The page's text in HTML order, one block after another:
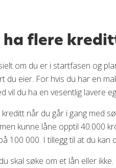
flere
om du er i startfasen og
eier. For hvis du har en
vil du ha en vesentlig lavere
når du går i gang med
kunne låne opptil 40.000
100 000. I tillegg til at du
skal søke om et lån eller